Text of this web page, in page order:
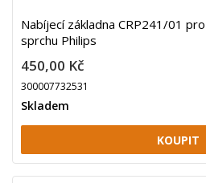
Nabíjecí základna CRP241/01
sprchu Philips
450,00 Kč
300007732531
Skladem